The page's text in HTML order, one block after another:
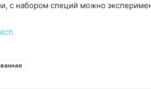
с набором специй можно